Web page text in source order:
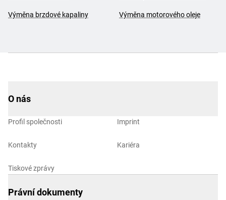
Výměna brzdové kapaliny Výměna motorového oleje
O nás
Profil společnosti
Kontakty
Tiskové zprávy
Imprint
Kariéra
Právní dokumenty